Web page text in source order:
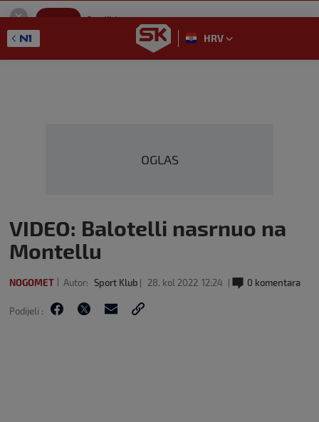
SportKlub
GET - On the Google Play
HRV
OGLAS
VIDEO: Balotelli nasrnuo na
Montellu
NOGOMET Autor: Sport Klub 28. kol 2022 12:24 0 komentara
Podijeli :